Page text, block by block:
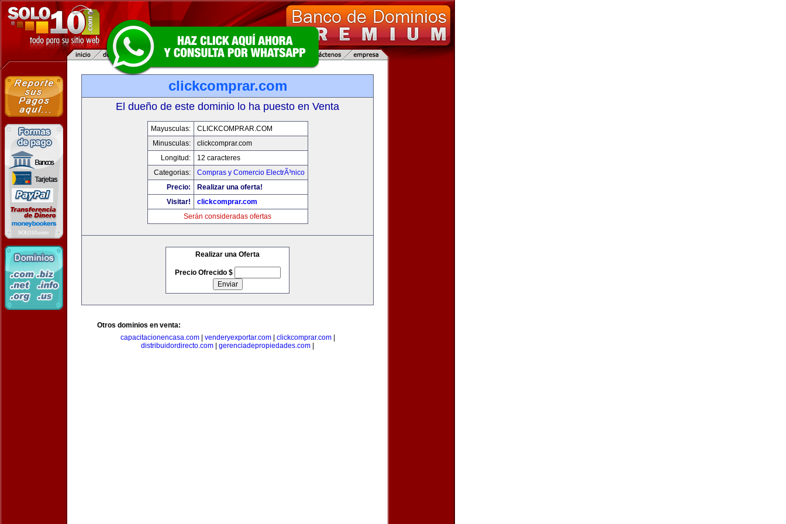
clickcomprar.com
El dueño de este dominio lo ha puesto en Venta
Mayusculas:
CLICKCOMPRAR.COM
Minusculas:
clickcomprar.com
Longitud:
12 caracteres
Categorias:
Compras y Comercio ElectrÃ³nico
Precio:
Realizar una oferta!
Visitar!
clickcomprar.com
Serán consideradas ofertas
Realizar una Oferta
Precio Ofrecido $
Otros dominios en venta:
capacitacionencasa.com| venderyexportar.com| clickcomprar.com|
distribuidordirecto.com
gerenciadepropiedades.com